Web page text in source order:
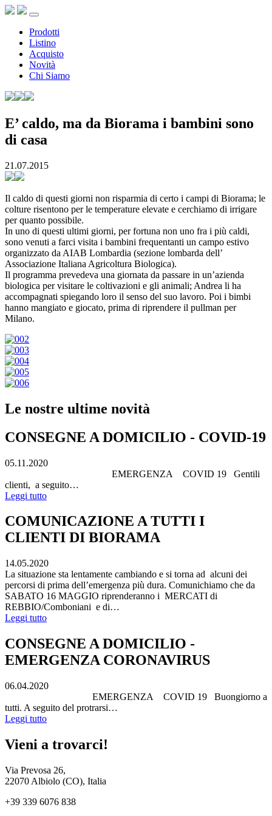
Prodotti
Listino
Acquisto
Novità
Chi Siamo
E’ caldo, ma da Biorama i bambini sono
di casa
21.07.2015
Il caldo di questi giorni non risparmia di certo i campi di Biorama; le
colture risentono per le temperature elevate e cerchiamo di irrigare
per quanto possibile.
In uno di questi ultimi giorni, per fortuna non uno fra i più caldi,
sono venuti a farci visita i bambini frequentanti un campo estivo
organizzato da AIAB Lombardia (sezione lombarda dell’
Associazione Italiana Agricoltura Biologica).
Il programma prevedeva una giornata da passare in un’azienda
biologica per visitare le coltivazioni e gli animali; Andrea li ha
accompagnati spiegando loro il senso del suo lavoro. Poi i bimbi
hanno mangiato e giocato, prima di riprendere il pullman per
Milano.
Le nostre ultime novità
CONSEGNE A DOMICILIO - COVID-19
05.11.2020
EMERGENZA COVID 19 Gentili
clienti, a seguito…
Leggi tutto
COMUNICAZIONE A TUTTI I
CLIENTI DI BIORAMA
14.05.2020
La situazione sta lentamente cambiando e si torna ad alcuni dei
percorsi di prima dell’emergenza più dura. Comunichiamo che da
SABATO 16 MAGGIO riprenderanno i MERCATI di
REBBIO/Comboniani e di…
Leggi tutto
CONSEGNE A DOMICILIO -
EMERGENZA CORONAVIRUS
06.04.2020
EMERGENZA COVID 19 Buongiorno a
tutti. A seguito del protrarsi…
Leggi tutto
Vieni a trovarci!
Via Prevosa 26,
22070 Albiolo (CO), Italia
+39 339 6076 838